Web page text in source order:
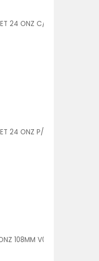
24 ONZ C/TENEDOR
24 ONZ P/TENEDOR
108MM V00601 1/360